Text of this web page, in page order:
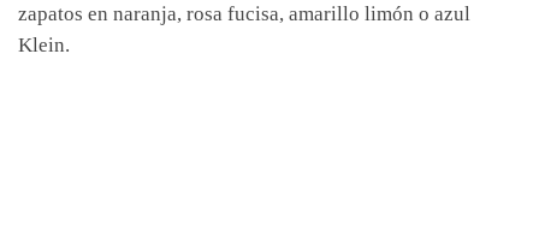
zapatos en naranja, rosa fucisa, amarillo limón o azul
Klein.